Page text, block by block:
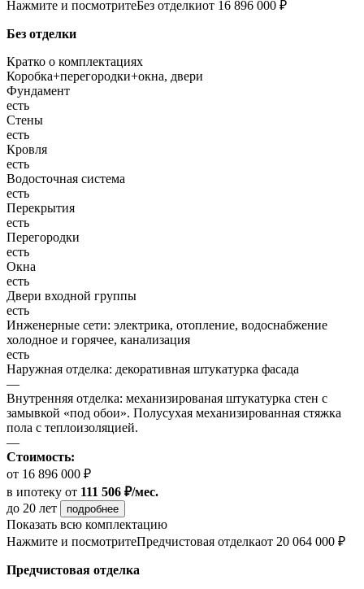
Нажмите и посмотритеБез отделкиот 16 896 000 ₽
Без отделки
Кратко о комплектациях
Коробка+перегородки+окна, двери
Фундамент
есть
Стены
есть
Кровля
есть
Водосточная система
есть
Перекрытия
есть
Перегородки
есть
Окна
есть
Двери входной группы
есть
Инженерные сети: электрика, отопление, водоснабжение
холодное и горячее, канализация
есть
Наружная отделка: декоративная штукатурка фасада
—
Внутренняя отделка: механизированая штукатурка стен с
замывкой «под обои». Полусухая механизированная стяжка
пола с теплоизоляцией.
—
Стоимость:
от 16 896 000 ₽
в ипотеку от 111 506 ₽/мес.
до 20 лет
подробнее
Показать всю комплектацию
Нажмите и посмотритеПредчистовая отделкаот 20 064 000 ₽
Предчистовая отделка